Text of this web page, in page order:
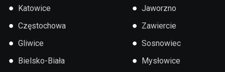
● Katowice
● Częstochowa
● Gliwice
● Bielsko-Biała
● Jaworzno
● Zawiercie
● Sosnowiec
● Mysłowice